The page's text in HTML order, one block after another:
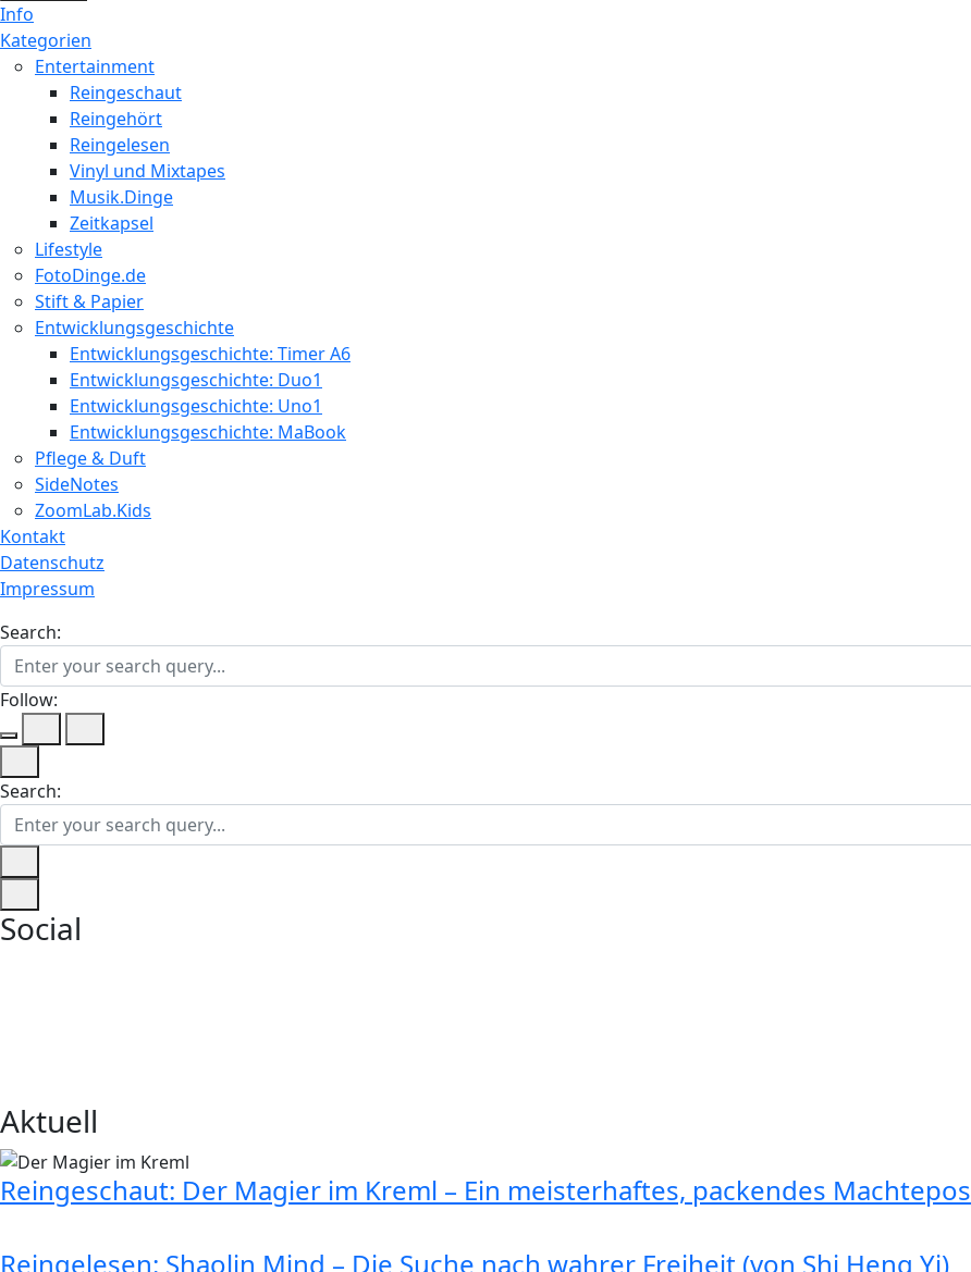
Info
Kategorien
Entertainment
Reingeschaut
Reingehört
Reingelesen
Vinyl und Mixtapes
Musik.Dinge
Zeitkapsel
Lifestyle
FotoDinge.de
Stift & Papier
Entwicklungsgeschichte
Entwicklungsgeschichte: Timer A6
Entwicklungsgeschichte: Duo1
Entwicklungsgeschichte: Uno1
Entwicklungsgeschichte: MaBook
Pflege & Duft
SideNotes
ZoomLab.Kids
Kontakt
Datenschutz
Impressum
Search:
Follow:
Search:
Social
Aktuell
Reingeschaut: Der Magier im Kreml – Ein meisterhaftes, packendes Machtepos
Reingelesen: Shaolin Mind – Die Suche nach wahrer Freiheit (von Shi Heng Yi)